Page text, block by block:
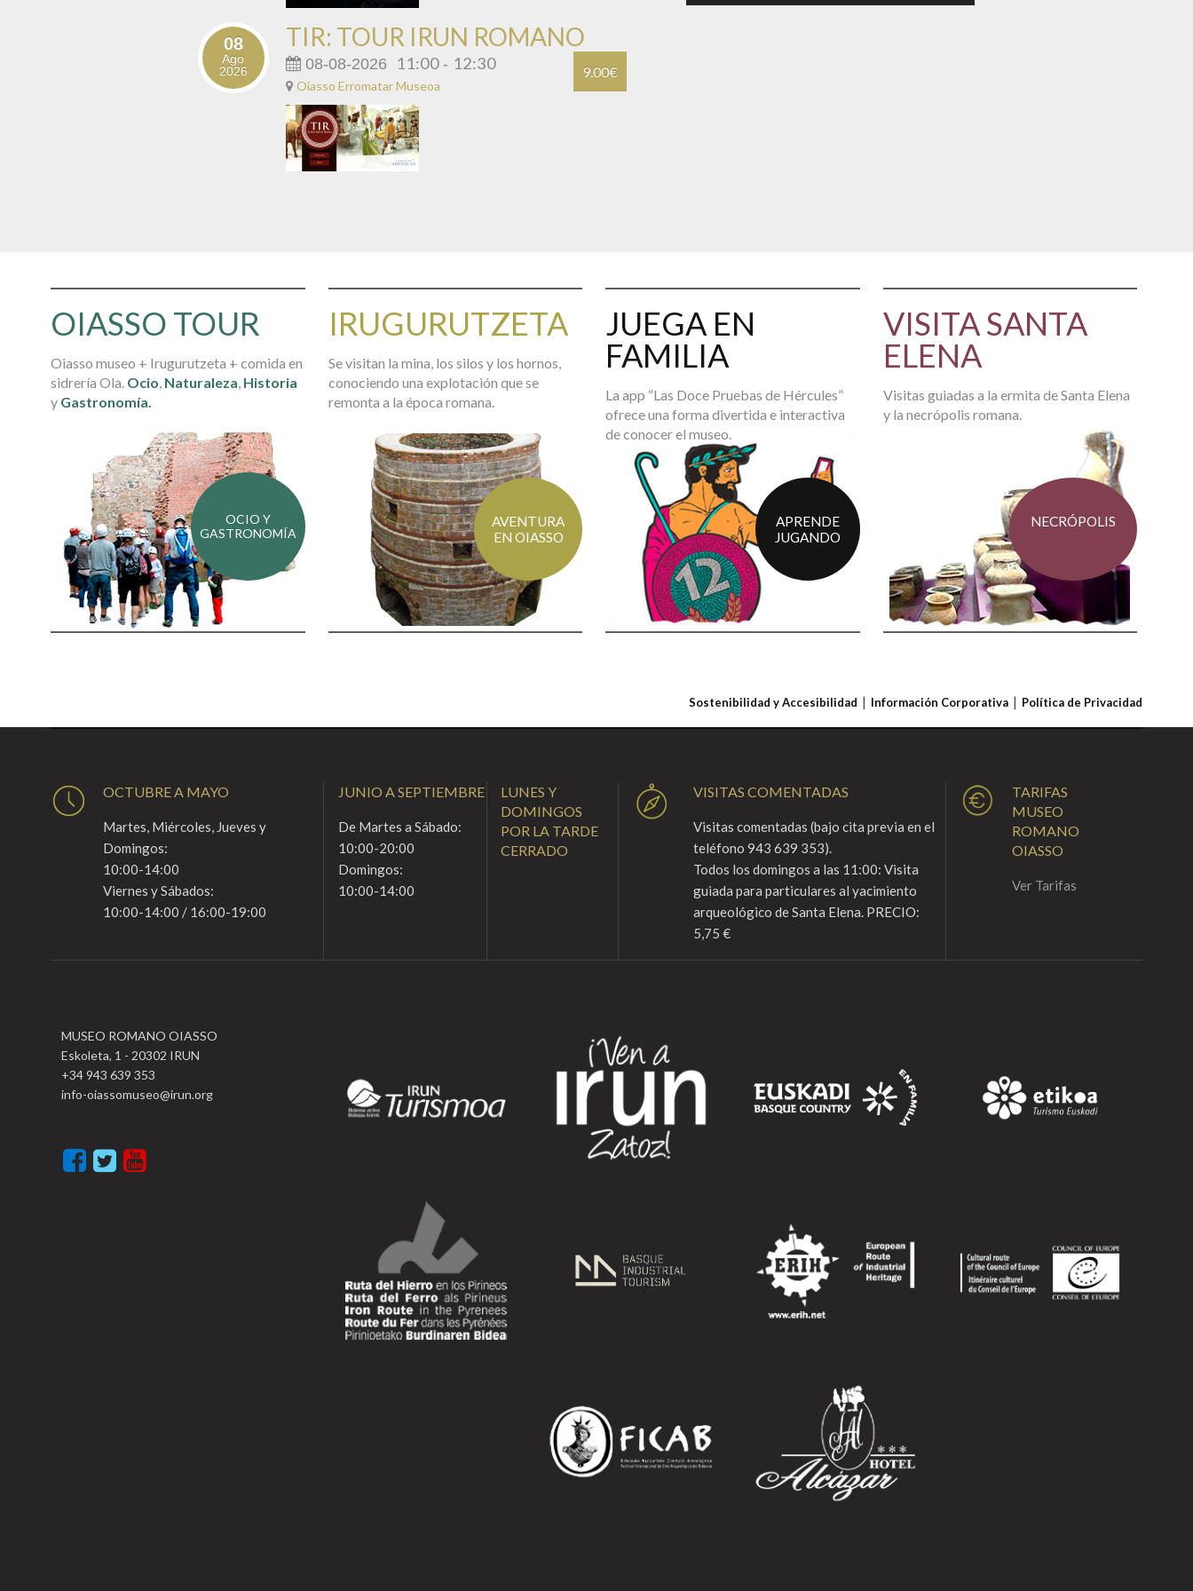
08
Ago
2026
TIR: TOUR IRUN ROMANO
08-08-2026 11:00 - 12:30
Oiasso Erromatar Museoa
9.00€
OIASSO TOUR
Oiasso museo + Irugurutzeta + comida en
sidrería Ola. Ocio, Naturaleza, Historia
y Gastronomía.
OCIO Y
GASTRONOMÍA
IRUGURUTZETA
Se visitan la mina, los silos y los hornos,
conociendo una explotación que se
remonta a la época romana.
AVENTURA
EN OIASSO
JUEGA EN
FAMILIA
La app “Las Doce Pruebas de Hércules”
ofrece una forma divertida e interactiva
de conocer el museo.
APRENDE
JUGANDO
VISITA SANTA
ELENA
Visitas guiadas a la ermita de Santa Elena
y la necrópolis romana.
NECRÓPOLIS
Sostenibilidad y Accesibilidad Información Corporativa Política de Privacidad
OCTUBRE A MAYO
Martes, Miércoles, Jueves y
Domingos:
10:00-14:00
Viernes y Sábados:
10:00-14:00 / 16:00-19:00
JUNIO A SEPTIEMBRE
De Martes a Sábado:
10:00-20:00
Domingos:
10:00-14:00
LUNES Y
DOMINGOS
POR LA TARDE
CERRADO
VISITAS COMENTADAS
Visitas comentadas (bajo cita previa en el
teléfono 943 639 353).
Todos los domingos a las 11:00: Visita
guiada para particulares al yacimiento
arqueológico de Santa Elena. PRECIO:
5,75 €
TARIFAS
MUSEO
ROMANO
OIASSO
Ver Tarifas
MUSEO ROMANO OIASSO
Eskoleta, 1 - 20302 IRUN
+34 943 639 353
info-oiassomuseo@irun.org